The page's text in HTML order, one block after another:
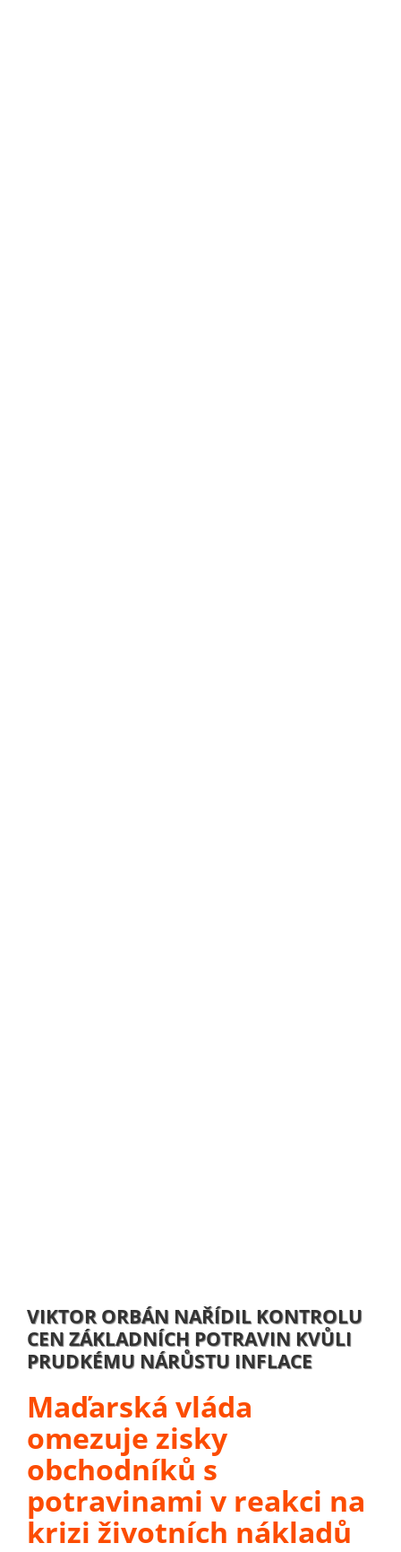
VIKTOR ORBÁN NAŘÍDIL KONTROLU
CEN ZÁKLADNÍCH POTRAVIN KVŮLI
PRUDKÉMU NÁRŮSTU INFLACE
Maďarská vláda
omezuje zisky
obchodníků s
potravinami v reakci na
krizi životních nákladů